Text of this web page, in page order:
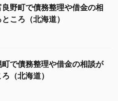
野町で債務整理や借金の相
ころ（北海道）
で債務整理や借金の相談が
（北海道）